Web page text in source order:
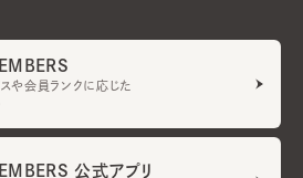
や会員ランクに応じた
公式アプリ